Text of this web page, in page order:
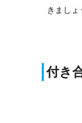
きましょ
付き